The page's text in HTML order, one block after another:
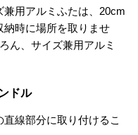
用アルミふたは、20cm
納時に場所を取りませ
ん、サイズ兼用アルミ
ドル
線部分に取り付けるこ